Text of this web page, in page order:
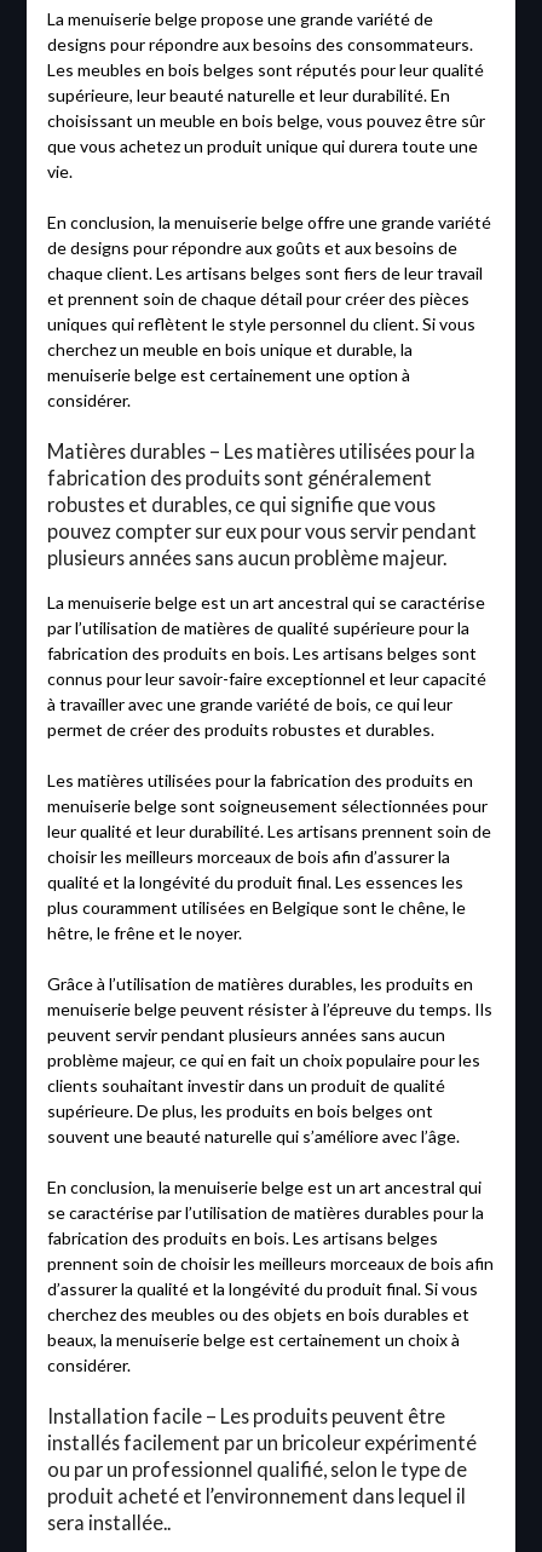
La menuiserie belge propose une grande variété de
designs pour répondre aux besoins des consommateurs.
Les meubles en bois belges sont réputés pour leur qualité
supérieure, leur beauté naturelle et leur durabilité. En
choisissant un meuble en bois belge, vous pouvez être sûr
que vous achetez un produit unique qui durera toute une
vie.
En conclusion, la menuiserie belge offre une grande variété
de designs pour répondre aux goûts et aux besoins de
chaque client. Les artisans belges sont fiers de leur travail
et prennent soin de chaque détail pour créer des pièces
uniques qui reflètent le style personnel du client. Si vous
cherchez un meuble en bois unique et durable, la
menuiserie belge est certainement une option à
considérer.
Matières durables – Les matières utilisées pour la
fabrication des produits sont généralement
robustes et durables, ce qui signifie que vous
pouvez compter sur eux pour vous servir pendant
plusieurs années sans aucun problème majeur.
La menuiserie belge est un art ancestral qui se caractérise
par l’utilisation de matières de qualité supérieure pour la
fabrication des produits en bois. Les artisans belges sont
connus pour leur savoir-faire exceptionnel et leur capacité
à travailler avec une grande variété de bois, ce qui leur
permet de créer des produits robustes et durables.
Les matières utilisées pour la fabrication des produits en
menuiserie belge sont soigneusement sélectionnées pour
leur qualité et leur durabilité. Les artisans prennent soin de
choisir les meilleurs morceaux de bois afin d’assurer la
qualité et la longévité du produit final. Les essences les
plus couramment utilisées en Belgique sont le chêne, le
hêtre, le frêne et le noyer.
Grâce à l’utilisation de matières durables, les produits en
menuiserie belge peuvent résister à l’épreuve du temps. Ils
peuvent servir pendant plusieurs années sans aucun
problème majeur, ce qui en fait un choix populaire pour les
clients souhaitant investir dans un produit de qualité
supérieure. De plus, les produits en bois belges ont
souvent une beauté naturelle qui s’améliore avec l’âge.
En conclusion, la menuiserie belge est un art ancestral qui
se caractérise par l’utilisation de matières durables pour la
fabrication des produits en bois. Les artisans belges
prennent soin de choisir les meilleurs morceaux de bois afin
d’assurer la qualité et la longévité du produit final. Si vous
cherchez des meubles ou des objets en bois durables et
beaux, la menuiserie belge est certainement un choix à
considérer.
Installation facile – Les produits peuvent être
installés facilement par un bricoleur expérimenté
ou par un professionnel qualifié, selon le type de
produit acheté et l’environnement dans lequel il
sera installée..